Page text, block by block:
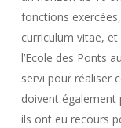
fonctions
curriculum vitae,
l’Ecole des Ponts
servi pour réaliser
doivent également
ils ont eu recours